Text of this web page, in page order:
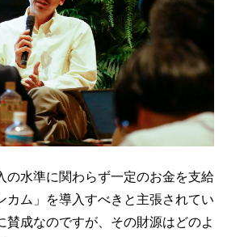
の水準に関わらず一定のお金を支給
カム」を導入すべきと主張されてい
賛成なのですが、その財源はどのよ